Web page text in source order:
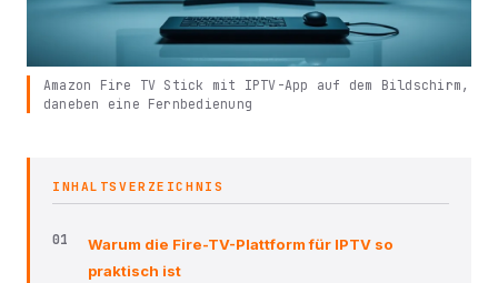
Amazon Fire TV Stick mit IPTV-App auf dem Bildschirm,
daneben eine Fernbedienung
INHALTSVERZEICHNIS
Warum die Fire-TV-Plattform für IPTV so
praktisch ist